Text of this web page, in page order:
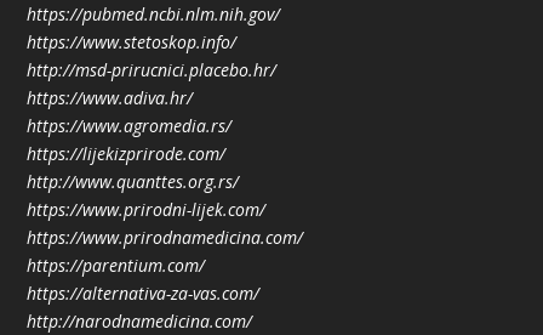
https://pubmed.ncbi.nlm.nih.gov/
https://www.stetoskop.info/
http://msd-prirucnici.placebo.hr/
https://www.adiva.hr/
https://www.agromedia.rs/
https://lijekizprirode.com/
http://www.quanttes.org.rs/
https://www.prirodni-lijek.com/
https://www.prirodnamedicina.com/
https://parentium.com/
https://alternativa-za-vas.com/
http://narodnamedicina.com/